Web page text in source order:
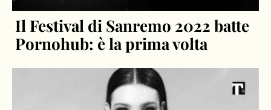
Il Festival di Sanremo 2022 batte
Pornohub: è la prima volta